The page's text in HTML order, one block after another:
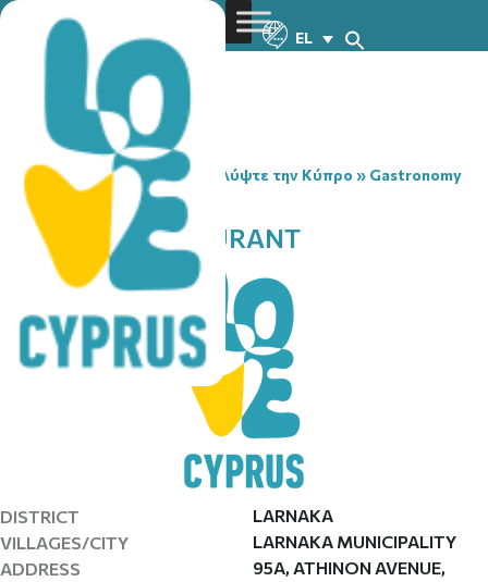
EL
You are here:Home» Ανακαλύψτε την Κύπρο » Gastronomy
» TUCK INN RESTAURANT
TUCK INN RESTAURANT
DISTRICT
LARNAKA
VILLAGES/CITY
LARNAKA MUNICIPALITY
ADDRESS
95Α, ATHINON AVENUE,